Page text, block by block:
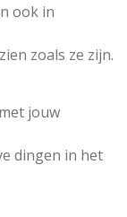
ook in
zoals ze zijn.
jouw
dingen in het